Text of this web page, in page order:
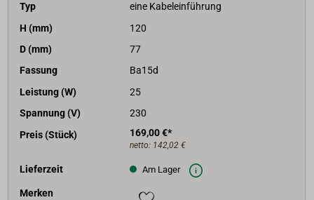
Typ
eine Kabeleinführung
H (mm)
120
D (mm)
77
Fassung
Ba15d
Leistung (W)
25
Spannung (V)
230
Preis (Stück)
169,00 €*
netto: 142,02 €
Lieferzeit Am Lager
Merken